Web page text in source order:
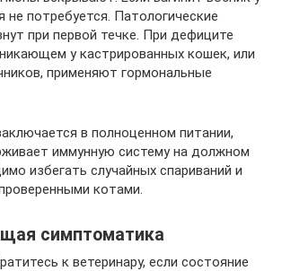
не потребуется. Патологические
при первой течке. При дефиците
у кастрированных кошек, или
применяют гормональные
в полноценном питании,
иммунную систему на должном
избегать случайных спариваний и
котами.
симптоматика
к ветеринару, если состояние